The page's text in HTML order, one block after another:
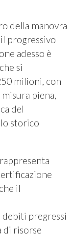
della manovra
progressivo
adesso è
si
milioni, con
piena,
del
storico
il
debiti pregressi
di risorse